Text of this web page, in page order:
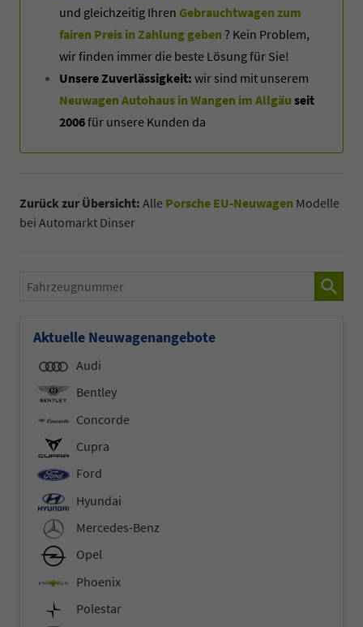
und gleichzeitig Ihren Gebrauchtwagen zum
fairen Preis in Zahlung geben ? Kein Problem,
wir finden immer die beste Lösung für Sie!
Unsere Zuverlässigkeit: wir sind mit unserem
Neuwagen Autohaus in Wangen im Allgäu seit
2006für unsere Kunden da
Zurück zur Übersicht: Alle Porsche EU-Neuwagen Modelle
bei Automarkt Dinser
Fahrzeugnummer
Aktuelle Neuwagenangebote
Audi
Bentley
Concorde
Cupra
Ford
Hyundai
Mercedes-Benz
Opel
Phoenix
Polestar